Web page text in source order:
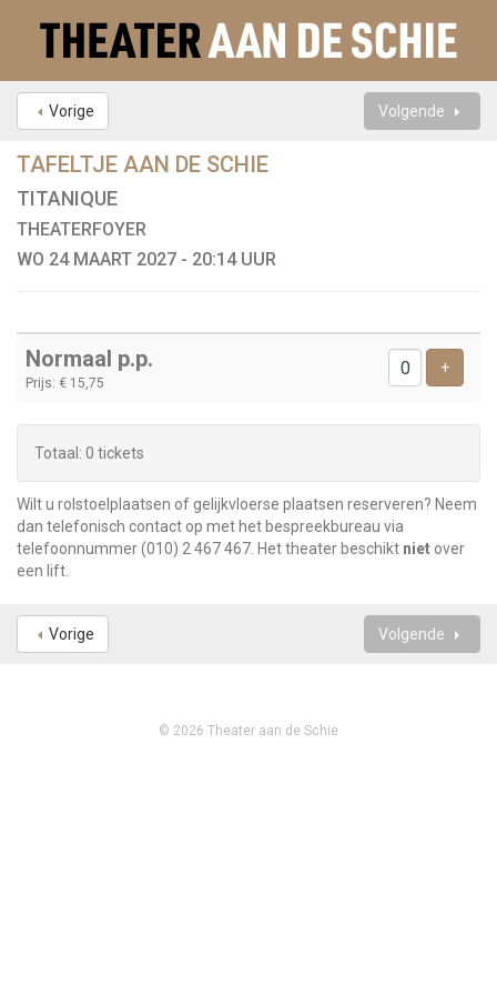
Vorige Volgende
TAFELTJE AAN DE SCHIE
TITANIQUE
THEATERFOYER
WO 24 MAART 2027 - 20:14 UUR
Aantal
Normaal p.p.
Prijs: € 15,75
+Voeg
Totaal: 0 tickets
Wilt u rolstoelplaatsen of gelijkvloerse plaatsen reserveren? Neem
dan telefonisch contact op met het bespreekbureau via
telefoonnummer(010) 2 467 467. Het theater beschikt niet over
een lift.
Vorige Volgende
© 2026 Theater aan de Schie